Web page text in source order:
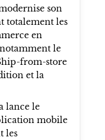
son
totalement les
en
le
from-store
et la
lance le
mobile
les